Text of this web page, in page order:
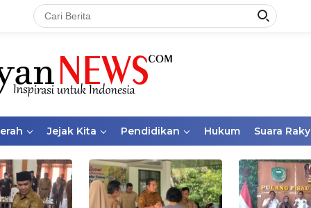
Jejak Kita Pendidikan Hukum Suara